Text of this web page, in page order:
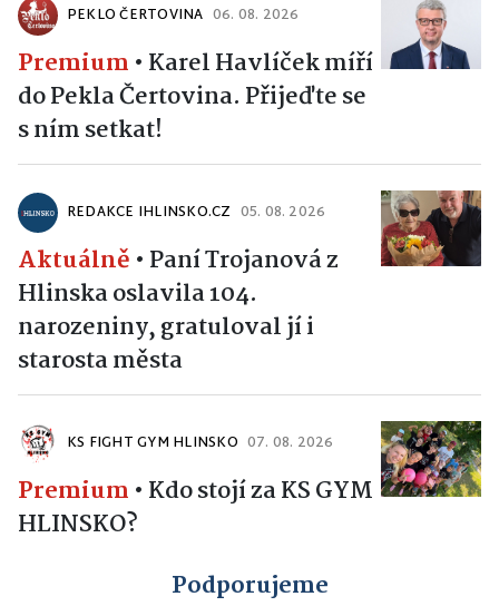
PEKLO ČERTOVINA 06. 08. 2026
Premium • Karel Havlíček míří
do Pekla Čertovina. Přijeďte se
s ním setkat!
REDAKCE IHLINSKO.CZ 05. 08. 2026
Aktuálně • Paní Trojanová z
Hlinska oslavila 104.
narozeniny, gratuloval jí i
starosta města
KS FIGHT GYM HLINSKO 07. 08. 2026
Premium • Kdo stojí za KS GYM
HLINSKO?
Podporujeme